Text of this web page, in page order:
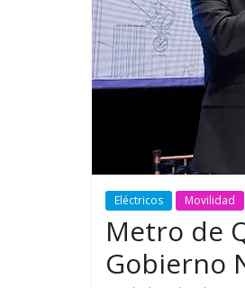
Eléctricos Movilidad
Metro de
Gobierno